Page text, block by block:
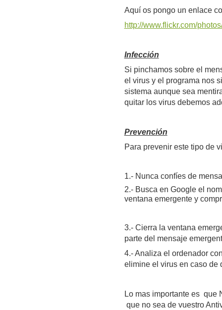
Aquí os pongo un enlace
http://www.flickr.com/
Infección
Si pinchamos sobre el
el virus y el programa nos
sistema aunque sea
quitar los virus debemos
Prevención
Para prevenir este tipo de
1.- Nunca confíes de
2.- Busca en Google el
ventana emergente y
3.- Cierra la ventana
parte del mensaje
4.- Analiza el ordenador
elimine el virus en caso de
Lo mas importante es que
que no sea de vuestro